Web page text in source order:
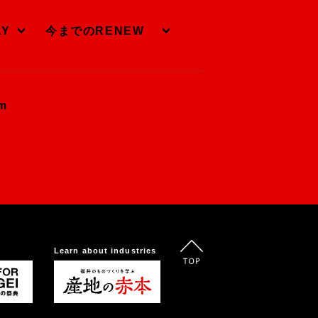
今までのRENEW
Learn about industries